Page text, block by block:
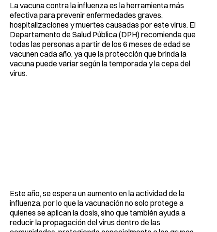
La vacuna contra la influenza es la herramienta más
efectiva para prevenir enfermedades graves,
hospitalizaciones y muertes causadas por este virus. El
Departamento de Salud Pública (DPH) recomienda que
todas las personas a partir de los 6 meses de edad se
vacunen cada año, ya que la protección que brinda la
vacuna puede variar según la temporada y la cepa del
virus.
Este año, se espera un aumento en la actividad de la
influenza, por lo que la vacunación no solo protege a
quienes se aplican la dosis, sino que también ayuda a
reducir la propagación del virus dentro de las